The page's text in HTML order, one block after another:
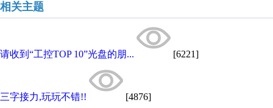
相关主题
请收到“工控TOP 10”光盘的朋... [6221]
三字接力,玩玩不错!! [4876]